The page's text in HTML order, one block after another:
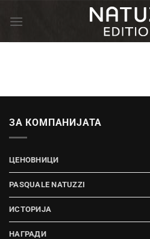
ЗА КОМПАНИЈАТА
ЦЕНОВНИЦИ
PASQUALE NATUZZI
ИСТОРИЈА
НАГРАДИ